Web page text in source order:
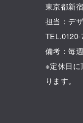
東京都新
担当：デ
TEL.0120-
備考：毎
※定休日に
ります。